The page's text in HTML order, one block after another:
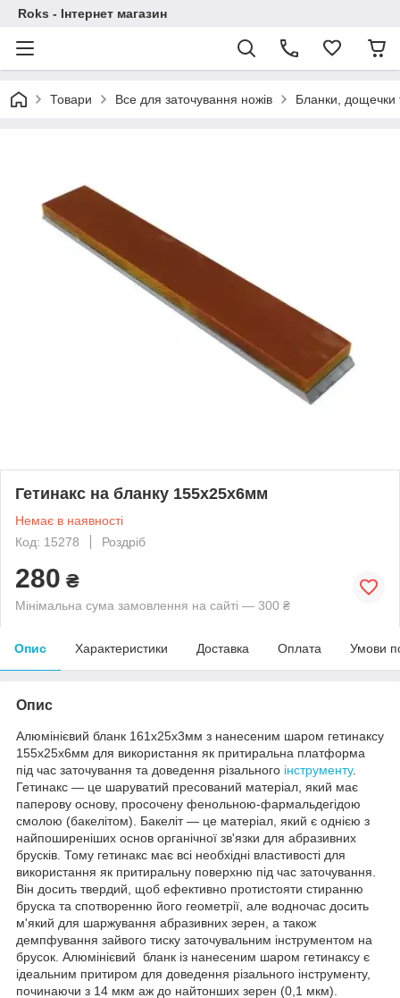
Roks - Інтернет магазин
Товари Все для заточування ножів Бланки, дощечки
Гетинакс на бланку 155х25х6мм
Немає в наявності
Код: 15278
Роздріб
280 ₴
Мінімальна сума замовлення на сайті — 300 ₴
Опис Характеристики Доставка Оплата Умови
Опис
Алюмінієвий бланк 161х25х3мм з нанесеним шаром гетинаксу
155х25х6мм для використання як притиральна платформа
під час заточування та доведення різального інструменту.
Гетинакс — це шаруватий пресований матеріал, який має
паперову основу, просочену фенольною-фармальдегідою
смолою (бакелітом). Бакеліт — це матеріал, який є однією з
найпоширеніших основ органічної зв'язки для абразивних
брусків. Тому гетинакс має всі необхідні властивості для
використання як притиральну поверхню під час заточування.
Він досить твердий, щоб ефективно протистояти стиранню
бруска та спотворенню його геометрії, але водночас досить
м'який для шаржування абразивних зерен, а також
демпфування зайвого тиску заточувальним інструментом на
брусок. Алюмінієвий бланк із нанесеним шаром гетинаксу є
ідеальним притиром для доведення різального інструменту,
починаючи з 14 мкм аж до найтонших зерен (0,1 мкм).